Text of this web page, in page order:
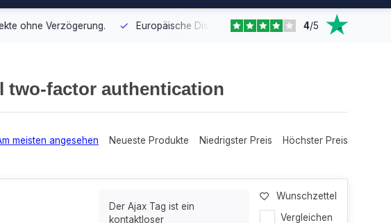
Verzögerung. Europäische Distribution Mit unserer europaweiten Abdeckung
4/5
two-factor authentication
meisten angesehen Neueste Produkte Niedrigster Preis Höchster Preis
Der Ajax Tag ist ein
kontaktloser
Wunschzettel
Vergleichen